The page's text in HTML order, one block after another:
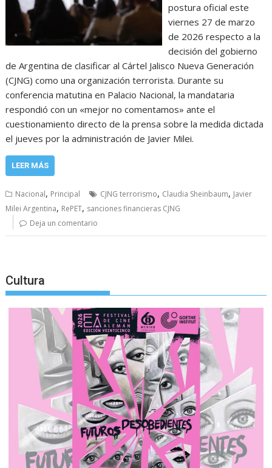
postura oficial este
viernes 27 de marzo
de 2026 respecto a la
decisión del gobierno
de Argentina de clasificar al Cártel Jalisco Nueva Generación
(CJNG) como una organización terrorista. Durante su
conferencia matutina en Palacio Nacional, la mandataria
respondió con un «mejor no comentamos» ante el
cuestionamiento directo de la prensa sobre la medida dictada
el jueves por la administración de Javier Milei.
LEER MÁS
Nacional, Principal CJNG terrorismo, Claudia Sheinbaum, Javier
Milei Argentina, RePET, sanciones financieras CJNG
Deja un comentario
Cultura